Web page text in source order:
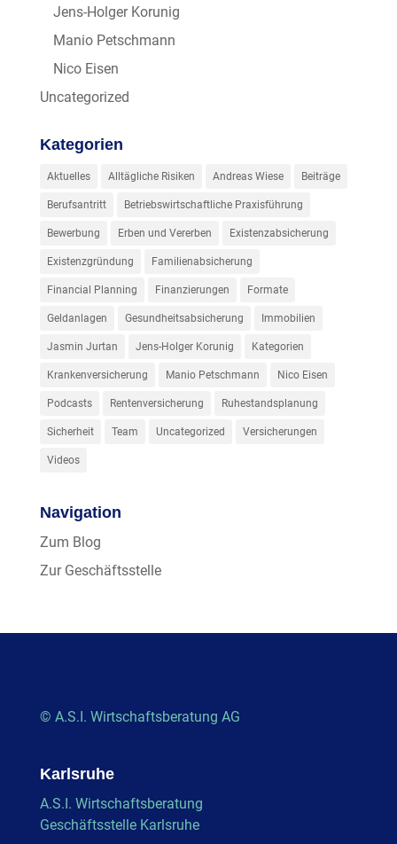
Jens-Holger Korunig
Manio Petschmann
Nico Eisen
Uncategorized
Kategorien
Aktuelles Alltägliche Risiken Andreas Wiese Beiträge
Berufsantritt Betriebswirtschaftliche Praxisführung
Bewerbung Erben und Vererben Existenzabsicherung
Existenzgründung Familienabsicherung
Financial Planning Finanzierungen Formate
Geldanlagen Gesundheitsabsicherung Immobilien
Jasmin Jurtan Jens-Holger Korunig Kategorien
Krankenversicherung Manio Petschmann Nico Eisen
Podcasts Rentenversicherung Ruhestandsplanung
Sicherheit Team Uncategorized Versicherungen
Videos
Navigation
Zum Blog
Zur Geschäftsstelle
© A.S.I. Wirtschaftsberatung AG
Karlsruhe
A.S.I. Wirtschaftsberatung
Geschäftsstelle Karlsruhe